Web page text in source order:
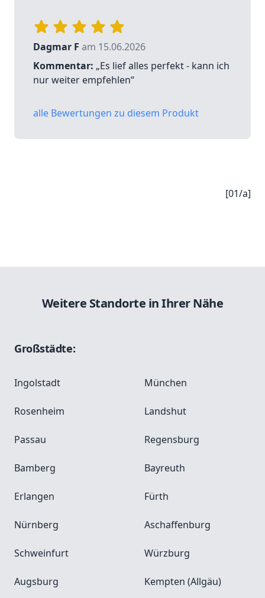
Dagmar F am 15.06.2026
Kommentar: „Es lief alles perfekt - kann ich
nur weiter empfehlen“
alle Bewertungen zu diesem Produkt
[01/a]
Weitere Standorte in Ihrer Nähe
Großstädte:
Ingolstadt München
Rosenheim Landshut
Passau Regensburg
Bamberg Bayreuth
Erlangen Fürth
Nürnberg Aschaffenburg
Schweinfurt Würzburg
Augsburg Kempten (Allgäu)